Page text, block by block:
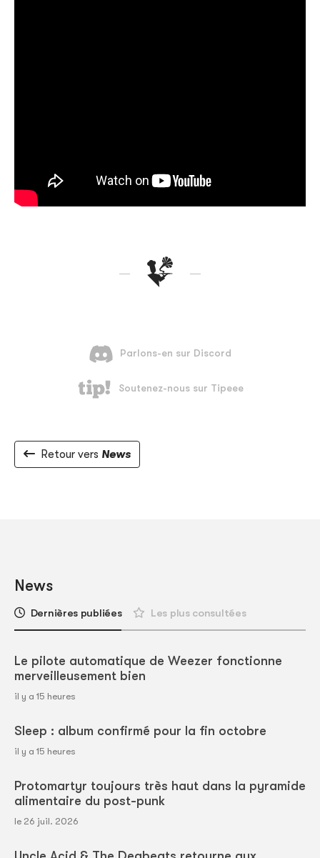
Retour vers News
News
Dernières publiées Les plus consultées
Le pilote automatique de Weezer fonctionne
merveilleusement bien
il y a 15 heures
Sleep : album confirmé pour la fin octobre
il y a 15 heures
Protomartyr toujours très haut dans la pyramide
alimentaire du post-punk
le 26 juil. 2026